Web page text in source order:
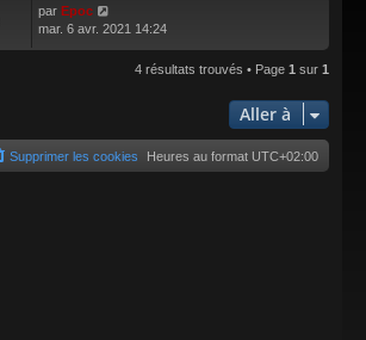
par Epoc
mar. 6 avr. 2021 14:24
4 résultats trouvés • Page 1 sur 1
Aller à
Heures au format UTC+02:00
Supprimer les cookies